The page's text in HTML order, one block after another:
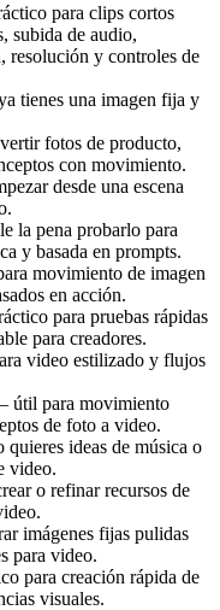
para clips cortos
subida de audio,
resolución y controles de
tienes una imagen fija y
fotos de producto,
con movimiento.
desde una escena
la pena probarlo para
y basada en prompts.
movimiento de imagen
en acción.
para pruebas rápidas
para creadores.
video estilizado y flujos
para movimiento
de foto a video.
ideas de música o
video.
o refinar recursos de
imágenes fijas pulidas
para video.
para creación rápida de
visuales.